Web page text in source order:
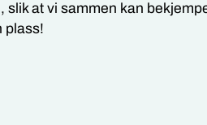
slik at vi sammen kan
plass!